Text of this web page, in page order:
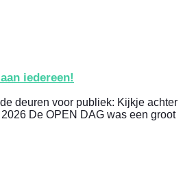
iedereen!
deuren voor publiek: Kijkje achter
De OPEN DAG was een groot